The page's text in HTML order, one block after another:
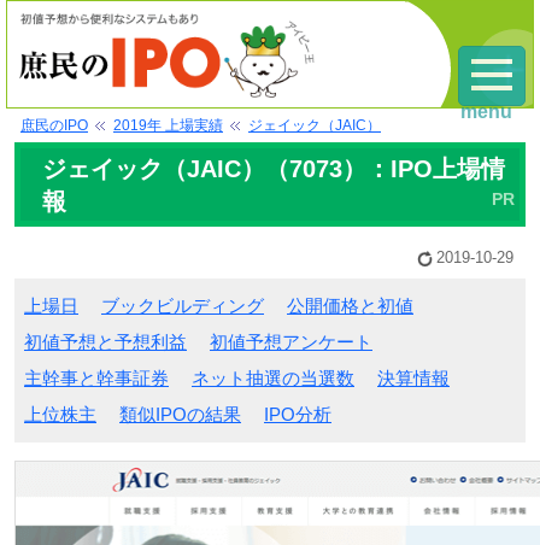
庶民のIPO 2019年 上場実績 ジェイック（JAIC）
ジェイック（JAIC）（7073）：IPO上場情
報
2019-10-29
上場日 ブックビルディング
公開価格と初値
初値予想と予想利益
初値予想アンケート
主幹事と幹事証券
ネット抽選の当選数
決算情報
上位株主
類似IPOの結果 IPO分析
menu